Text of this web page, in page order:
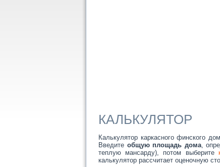
КАЛЬКУЛЯТОР
Калькулятор каркасного финского
Введите общую площадь дома,
теплую мансарду), потом выберите
калькулятор рассчитает оценочную